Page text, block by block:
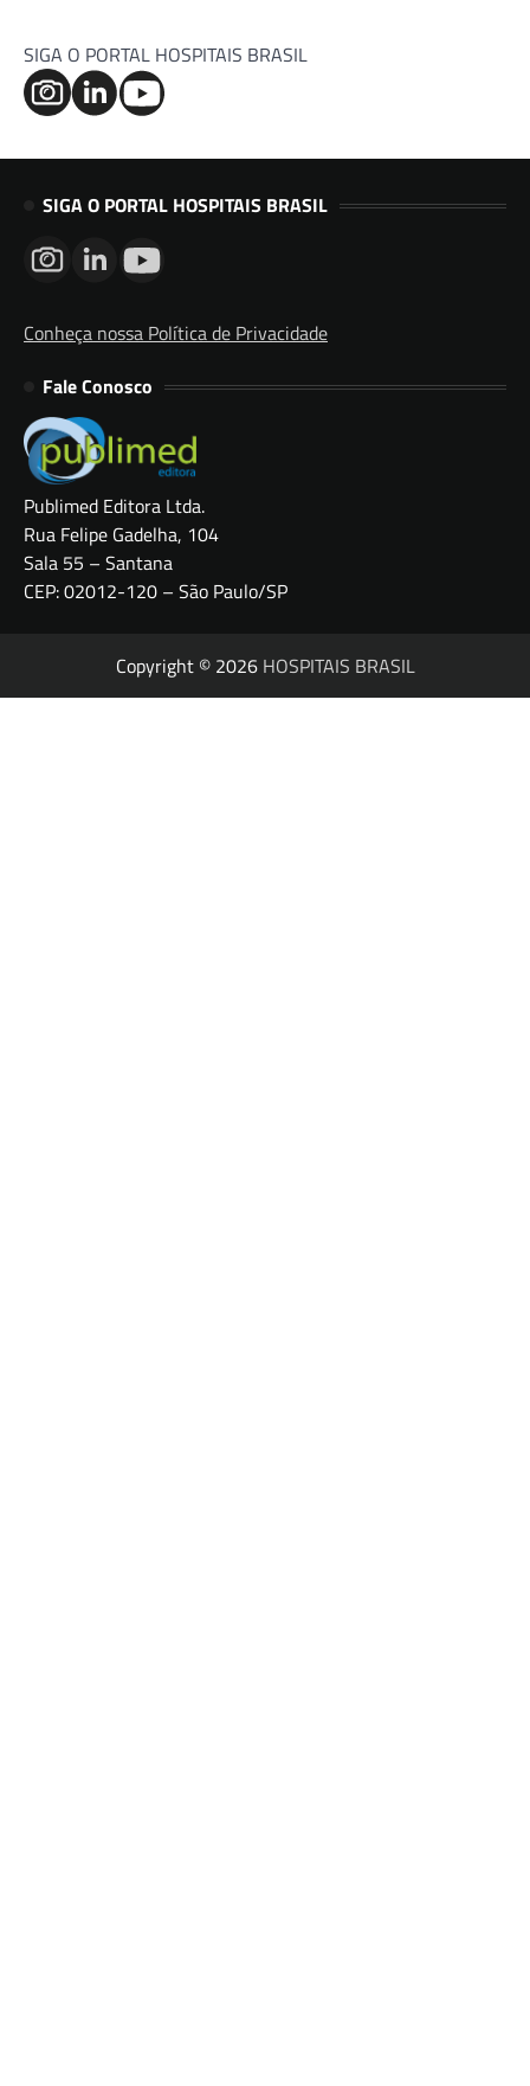
SIGA O PORTAL HOSPITAIS BRASIL
SIGA O PORTAL HOSPITAIS BRASIL
Conheça nossa Política de Privacidade
Fale Conosco
Publimed Editora Ltda.
Rua Felipe Gadelha, 104
Sala 55 – Santana
CEP: 02012-120 – São Paulo/SP
Copyright © 2026 HOSPITAIS BRASIL